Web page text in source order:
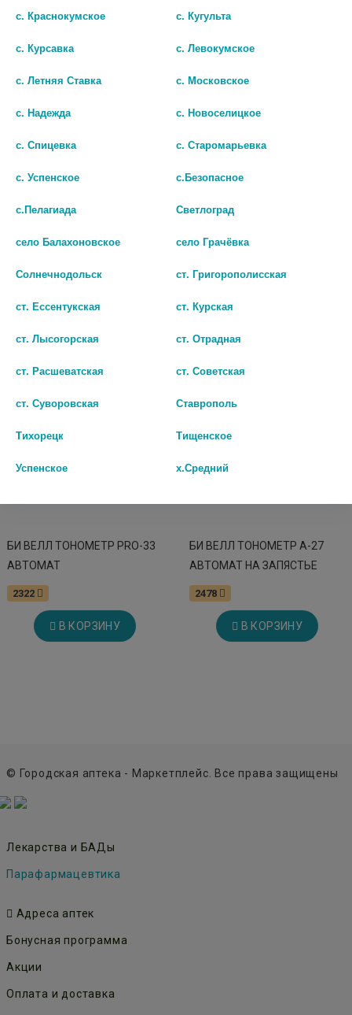
ТОНОМЕТР UB-201 АВТОМАТ
ОМРОН ТОНОМЕТР M2 ПЛЮС
МАНЖЕТА /АРТ.HEM-7119-
ARU/ [OMRON]
БИ ВЕЛЛ ТОНОМЕТР PRO-33
АВТОМАТ
2322
В КОРЗИНУ
БИ ВЕЛЛ ТОНОМЕТР А-27
АВТОМАТ НА ЗАПЯСТЬЕ
2478
В КОРЗИНУ
© Городская аптека - Маркетплейс. Все права защищены
Лекарства и БАДы
Парафармацевтика
Адреса аптек
Бонусная программа
Акции
Оплата и доставка
с. Краснокумское с. Кугульта
с. Курсавка с. Левокумское
с. Летняя Ставка с. Московское
с. Надежда с. Новоселицкое
с. Спицевка с. Старомарьевка
с. Успенское с.Безопасное
с.Пелагиада Светлоград
село Балахоновское село Грачёвка
Солнечнодольск ст. Григорополисская
ст. Ессентукская ст. Курская
ст. Лысогорская ст. Отрадная
ст. Расшеватская ст. Советская
ст. Суворовская Ставрополь
Тихорецк Тищенское
Успенское х.Средний